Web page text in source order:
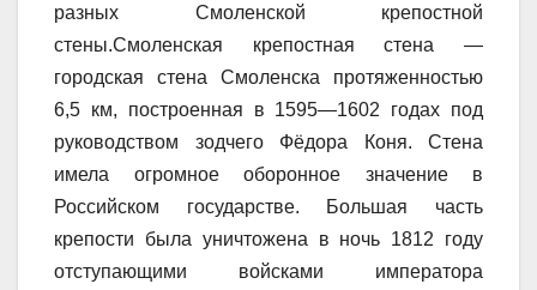
разных Смоленской крепостной
стены.Смоленская крепостная стена —
городская стена Смоленска протяженностью
6,5 км, построенная в 1595—1602 годах под
руководством зодчего Фёдора Коня. Стена
имела огромное оборонное значение в
Российском государстве. Большая часть
крепости была уничтожена в ночь 1812 году
отступающими войсками императора